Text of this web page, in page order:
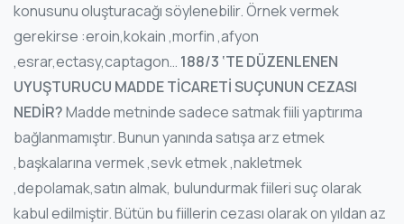
konusunu oluşturacağı söylenebilir. Örnek vermek
gerekirse :eroin,kokain ,morfin ,afyon
,esrar,ectasy,captagon… 188/3 ‘TE DÜZENLENEN
UYUŞTURUCU MADDE TİCARETİ SUÇUNUN CEZASI
NEDİR?Madde metninde sadece satmak fiili yaptırıma
bağlanmamıştır. Bunun yanında satışa arz etmek
,başkalarına vermek ,sevk etmek ,nakletmek
,depolamak,satın almak, bulundurmak fiileri suç olarak
kabul edilmiştir. Bütün bu fiillerin cezası olarak on yıldan az